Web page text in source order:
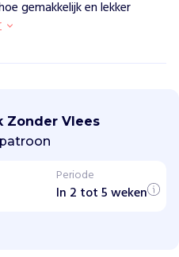
gemakkelijk en lekker
Zonder Vlees
Periode
In 2 tot 5 weken